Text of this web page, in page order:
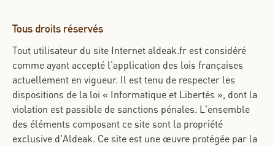
Tous droits réservés
Tout utilisateur du site Internet aldeak.fr est considéré
comme ayant accepté l'application des lois françaises
actuellement en vigueur. Il est tenu de respecter les
dispositions de la loi « Informatique et Libertés », dont la
violation est passible de sanctions pénales. L'ensemble
des éléments composant ce site sont la propriété
exclusive d'Aldeak. Ce site est une œuvre protégée par la